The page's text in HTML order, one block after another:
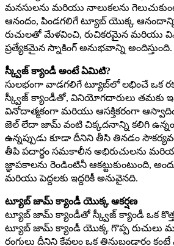
మనసులను మరియు నాలుకలను
ఆనందం, పిండగలిగే ట్యూబ్ యొక్క
రుచులతో మేళవించి, రుచికరమైన మరియు
ప్రత్యేకమైన స్నాకింగ్ అనుభవాన్ని అందిస్తుంది.
స్క్వీజ్ క్యాండీ అంటే ఏమిటి?
సులభంగా వాడగలిగే ట్యూబ్‌లో లభించే
స్క్వీజ్ క్యాండీతో, వినియోగదారులు తమకు
వినోదాత్మకంగా మరియు ఆసక్తికరంగా
జెల్ లేదా జామ్ వంటి చిక్కదనాన్ని కలిగి
ఉన్నప్పుడు కూడా దీనిని తీసి తినడం
తీపి పదార్థం సమకాలీన అభిరుచులను
జ్ఞాపకాలను రెండింటినీ ఆకట్టుకుంటుంది,
మరియు పెద్దలకు ఇద్దరికీ అనువైనది.
ట్యూబ్ జామ్ క్యాండీ యొక్క ఆకర్షణ
ట్యూబ్ జామ్ క్యాండీతో స్క్వీజ్ క్యాండీ ఒక కొత్త
ట్యూబ్ జామ్ క్యాండీ యొక్క గొప్ప రుచులు
రంగులు దీనిని కేవలం ఒక తినుబండారం కంటే